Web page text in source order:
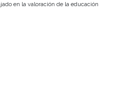
en la valoración de la educación